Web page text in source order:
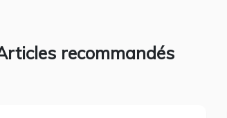
recommandés